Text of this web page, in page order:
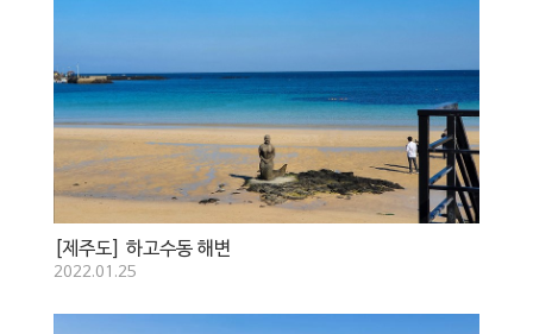
[제주도] 하고수동 해변
2022.01.25